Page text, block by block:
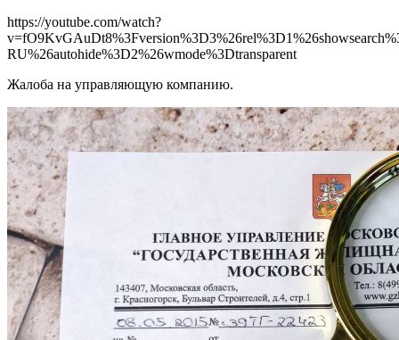
https://youtube.com/watch?
RU%26autohide%3D2%26wmode%3Dtransparent
Жалоба на управляющую компанию.